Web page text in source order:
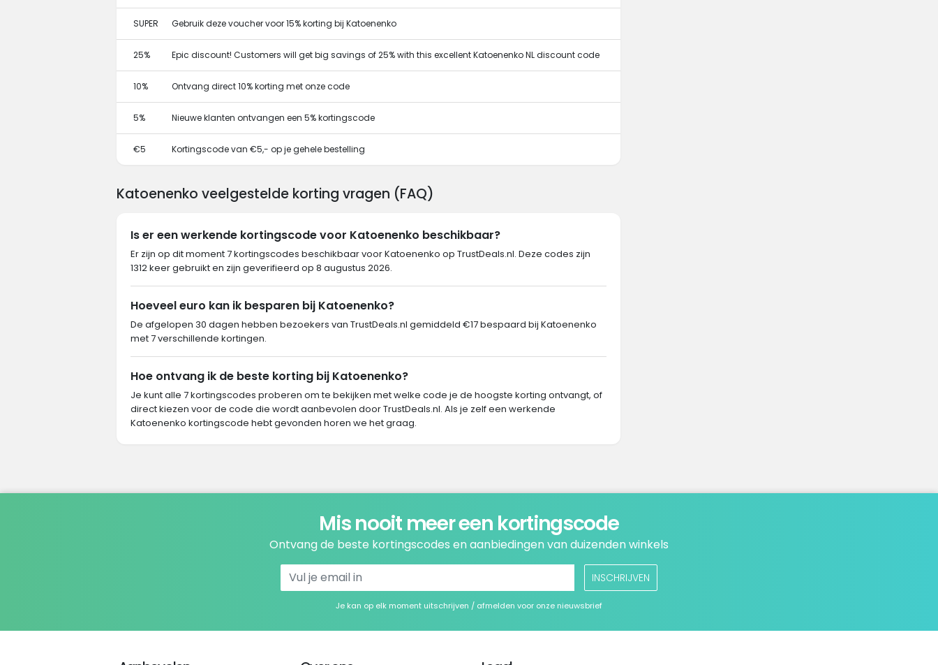
SUPER Gebruik deze voucher voor 15% korting bij Katoenenko
25% Epic discount! Customers will get big savings of 25% with this excellent Katoenenko NL discount code
10% Ontvang direct 10% korting met onze code
5% Nieuwe klanten ontvangen een 5% kortingscode
€5 Kortingscode van €5,- op je gehele bestelling
Katoenenko veelgestelde korting vragen (FAQ)
Is er een werkende kortingscode voor Katoenenko beschikbaar?
Er zijn op dit moment 7 kortingscodes beschikbaar voor Katoenenko op TrustDeals.nl. Deze codes zijn
1312 keer gebruikt en zijn geverifieerd op 8 augustus 2026.
Hoeveel euro kan ik besparen bij Katoenenko?
De afgelopen 30 dagen hebben bezoekers van TrustDeals.nl gemiddeld €17 bespaard bij Katoenenko
met 7 verschillende kortingen.
Hoe ontvang ik de beste korting bij Katoenenko?
Je kunt alle 7 kortingscodes proberen om te bekijken met welke code je de hoogste korting ontvangt, of
direct kiezen voor de code die wordt aanbevolen door TrustDeals.nl. Als je zelf een werkende
Katoenenko kortingscode hebt gevonden horen we het graag.
Mis nooit meer een kortingscode
Ontvang de beste kortingscodes en aanbiedingen van duizenden winkels
INSCHRIJVEN
Je kan op elk moment uitschrijven / afmelden voor onze nieuwsbrief